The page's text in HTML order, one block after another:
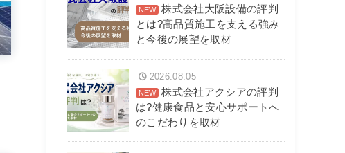
株式会社大阪設備の評判
とは?高品質施工を支える強み
と今後の展望を取材
株式会社アクシアの評判
は?健康食品と安心サポートへ
のこだわりを取材
2026.08.05